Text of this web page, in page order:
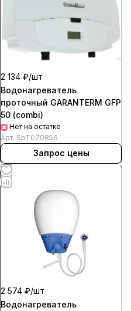
2 134 ₽/шт
Водонагреватель
проточный GARANTERM GFP
50 (combi)
Нет на остатке
Арт. SpT070856
Запрос цены
2 574 ₽/шт
Водонагреватель